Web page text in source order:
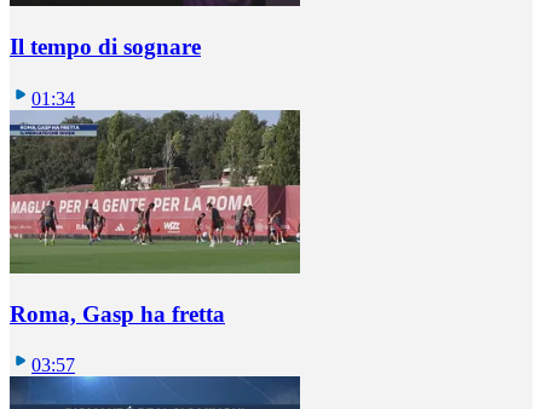
Il tempo di sognare
01:34
Roma, Gasp ha fretta
03:57